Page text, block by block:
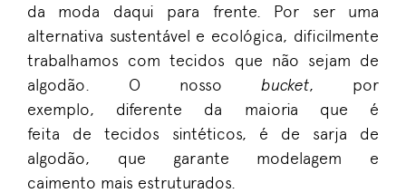
da moda daqui para frente.
Por ser uma
alternativa sustentável e ecológica, dificilmente
trabalhamos com tecidos que não sejam de
algodão. O nosso bucket, por
exemplo,
diferente da maioria
que é
feita de tecidos sintéticos, é de sarja de
algodão, que garante modelagem e
caimento mais estruturados